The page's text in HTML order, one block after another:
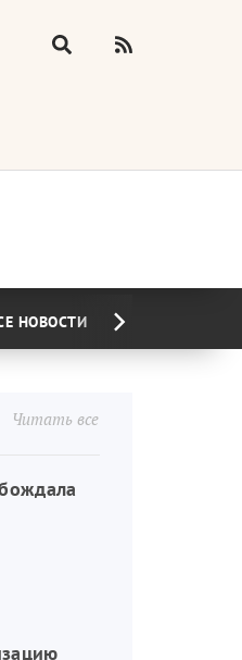
НОВОСТИ
Читать все